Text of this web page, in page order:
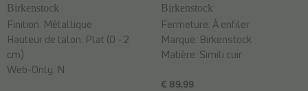
Birkenstock
Finition: Métallique
Hauteur de talon: Plat (0 - 2
cm)
Web-Only: N
Birkenstock
€ 89,99
Fermeture:À enfiler
Marque: Birkenstock
Matière: Simili cuir